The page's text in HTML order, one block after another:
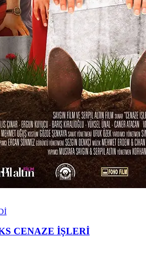
CENAZE İŞLERİ